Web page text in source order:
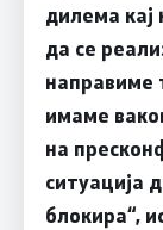
дилема
да се
направиме
имаме
на
ситуација
блокира“,